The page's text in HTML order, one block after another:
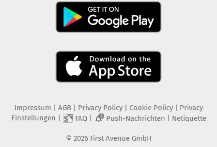
Impressum | AGB | Privacy Policy| Cookie Policy| Privacy
Einstellungen | FAQ| 2 Push-Nachrichten | Netiquette
© 2026 First Avenue GmbH